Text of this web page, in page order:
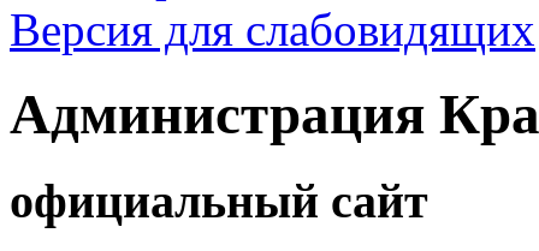
Версия для слабовидящих
Администрация
официальный сайт